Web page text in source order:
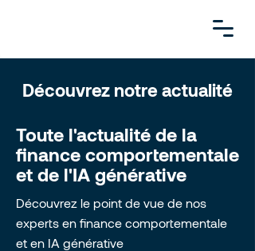
Découvrez notre actualité
Toute l'actualité de la
finance comportementale
et de l'IA générative
Découvrez le point de vue de nos
experts en finance comportementale
et en IA générative